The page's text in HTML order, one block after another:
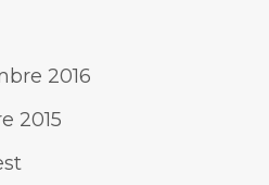
2016
2015